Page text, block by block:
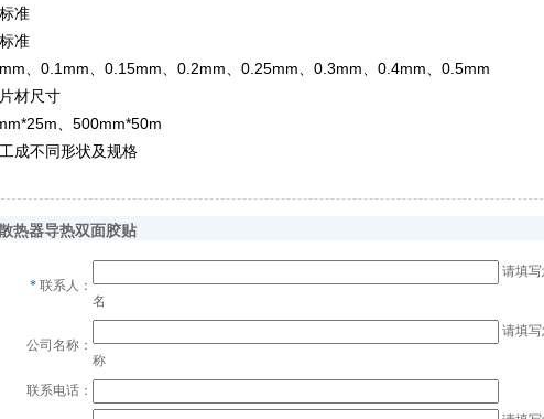
准
准
、0.1mm、0.15mm、0.2mm、0.25mm、0.3mm、0.4mm、0.5mm
材尺寸
、500mm*50m
成不同形状及规格
热器导热双面胶贴
* 联系人：
请填
名
公司名称：
请填写
称
联系电话：